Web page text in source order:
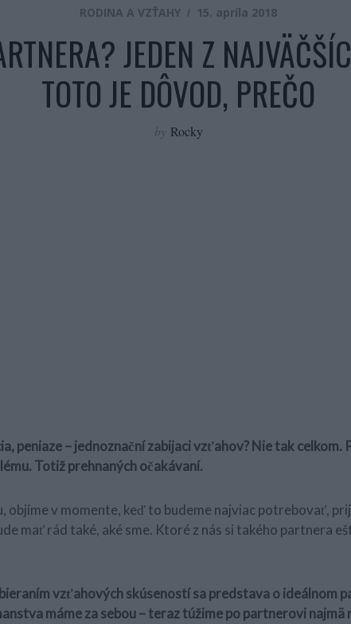
RODINA A VZŤAHY 15. apríla 2018
JEDEN Z
TOTO JE DÔVOD, PREČO
by Rocky
peniaze – jednoznační zabijaci vzťahov? Nie tak celkom.
Totiž prehnaných očakávaní.
objíme v momente, keď to budeme najviac potrebovať,
mať rád také, aké sme. Ktoré z nás si takého partnera
vzťahových skúseností sa predstava o ideálnom
máme za sebou – teraz túžime po partnerovi